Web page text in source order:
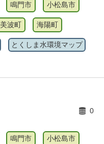
鳴門市 小松島市
美波町 海陽町
とくしま水環境マップ
0
鳴門市 小松島市